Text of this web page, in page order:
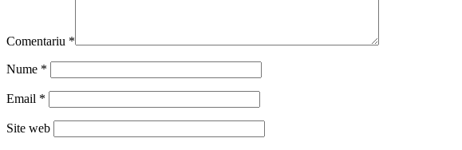
Comentariu *
Nume *
Email *
Site web